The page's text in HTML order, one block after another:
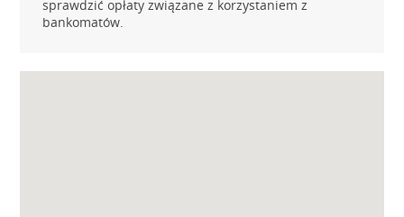
sprawdzić opłaty związane z korzystaniem z
bankomatów.